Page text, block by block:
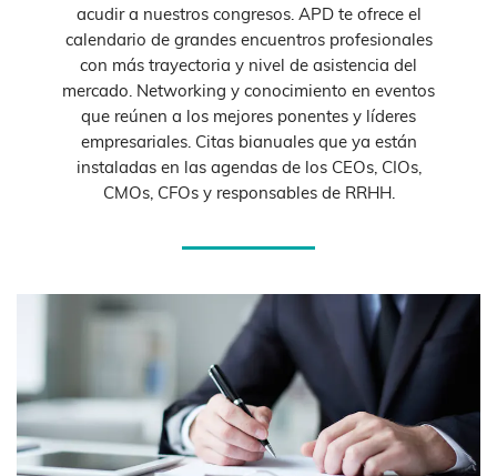
acudir a nuestros congresos. APD te ofrece el
calendario de grandes encuentros profesionales
con más trayectoria y nivel de asistencia del
mercado. Networking y conocimiento en eventos
que reúnen a los mejores ponentes y líderes
empresariales. Citas bianuales que ya están
instaladas en las agendas de los CEOs, CIOs,
CMOs, CFOs y responsables de RRHH.